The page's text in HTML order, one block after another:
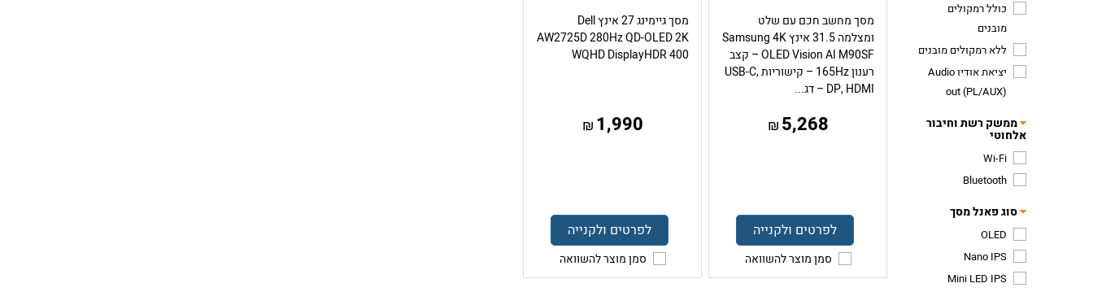
כולל רמקולים
מובנים
ללא רמקולים מובנים
יציאת אודיו Audio
out (PL/AUX)
ממשק רשת וחיבור
אלחוטי
Wi-Fi
Bluetooth
סוג פאנל מסך
OLED
Nano IPS
Mini LED IPS
מסך מחשב חכם עם שלט
ומצלמה 31.5 אינץ Samsung 4K
OLED Vision AI M90SF – קצב
רענון 165Hz – קישוריות USB-C,
DP, HDMI – דג...
5,268
₪
לפרטים ולקנייה
סמן מוצר להשוואה
מסך גיימינג 27 אינץ Dell
AW2725D 280Hz QD-OLED 2K
WQHD DisplayHDR 400
1,990
₪
לפרטים ולקנייה
סמן מוצר להשוואה